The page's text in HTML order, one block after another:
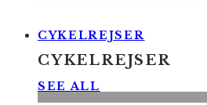
CYKELREJSER
CYKELREJSER
SEE ALL